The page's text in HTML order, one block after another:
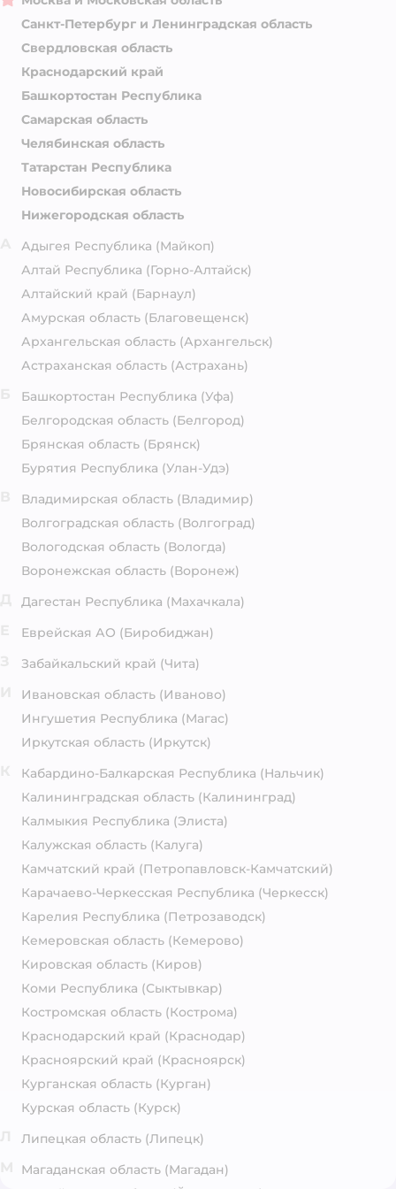
Санкт-Петербург и Ленинградская область
Свердловская область
Краснодарский край
Башкортостан Республика
Самарская область
Челябинская область
Татарстан Республика
Новосибирская область
Нижегородская область
Адыгея Республика (Майкоп)
Алтай Республика (Горно-Алтайск)
Алтайский край (Барнаул)
Амурская область (Благовещенск)
Архангельская область (Архангельск)
Астраханская область (Астрахань)
Башкортостан Республика (Уфа)
Белгородская область (Белгород)
Брянская область (Брянск)
Бурятия Республика (Улан-Удэ)
Владимирская область (Владимир)
Волгоградская область (Волгоград)
Вологодская область (Вологда)
Воронежская область (Воронеж)
Дагестан Республика (Махачкала)
Еврейская АО (Биробиджан)
Забайкальский край (Чита)
Ивановская область (Иваново)
Ингушетия Республика (Магас)
Иркутская область (Иркутск)
Кабардино-Балкарская Республика (Нальчик)
Калининградская область (Калининград)
Калмыкия Республика (Элиста)
Калужская область (Калуга)
Камчатский край (Петропавловск-Камчатский)
Карачаево-Черкесская Республика (Черкесск)
Карелия Республика (Петрозаводск)
Кемеровская область (Кемерово)
Кировская область (Киров)
Коми Республика (Сыктывкар)
Костромская область (Кострома)
Краснодарский край (Краснодар)
Красноярский край (Красноярск)
Курганская область (Курган)
Курская область (Курск)
Липецкая область (Липецк)
Магаданская область (Магадан)